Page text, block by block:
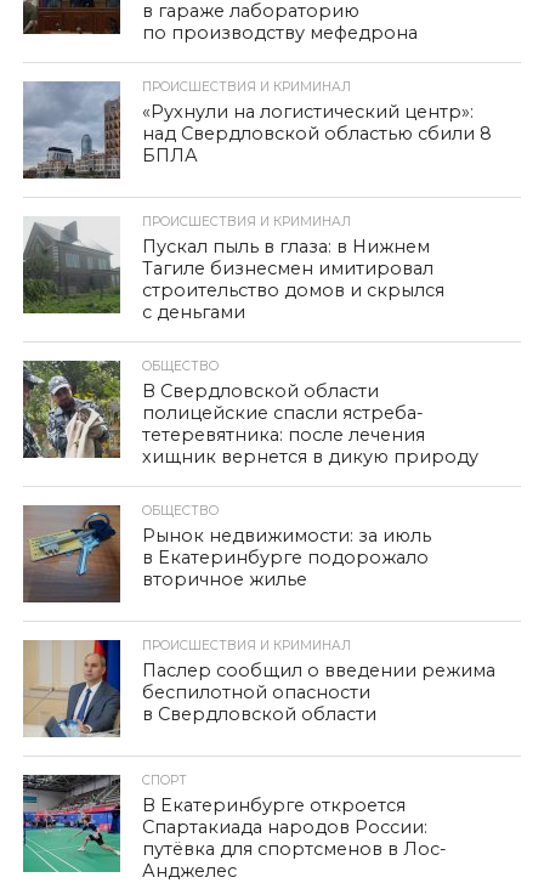
в гараже лабораторию
по производству мефедрона
ПРОИСШЕСТВИЯ И КРИМИНАЛ
«Рухнули на логистический центр»:
над Свердловской областью сбили 8
БПЛА
ПРОИСШЕСТВИЯ И КРИМИНАЛ
Пускал пыль в глаза: в Нижнем
Тагиле бизнесмен имитировал
строительство домов и скрылся
с деньгами
ОБЩЕСТВО
В Свердловской области
полицейские спасли ястреба-
тетеревятника: после лечения
хищник вернется в дикую природу
ОБЩЕСТВО
Рынок недвижимости: за июль
в Екатеринбурге подорожало
вторичное жилье
ПРОИСШЕСТВИЯ И КРИМИНАЛ
Паслер сообщил о введении режима
беспилотной опасности
в Свердловской области
СПОРТ
В Екатеринбурге откроется
Спартакиада народов России:
путёвка для спортсменов в Лос-
Анджелес